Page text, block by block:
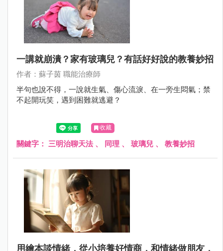
一講就崩潰？家有玻璃兒？有話好好說的教養妙招
作者：蘇子茵 職能治療師
半句也說不得，一說就生氣、傷心流淚、在一旁生悶氣；禁
不起開玩笑，遇到困難就逃避？
收藏
關鍵字： 三明治聊天法 、 同理 、 玻璃兒 、 教養妙招
用繪本談情緒，從小培養好情商，和情緒做朋友，